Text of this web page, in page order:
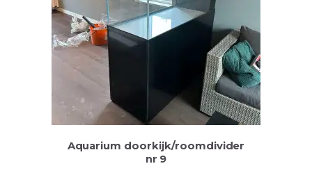
Aquarium doorkijk/roomdivider
nr 9